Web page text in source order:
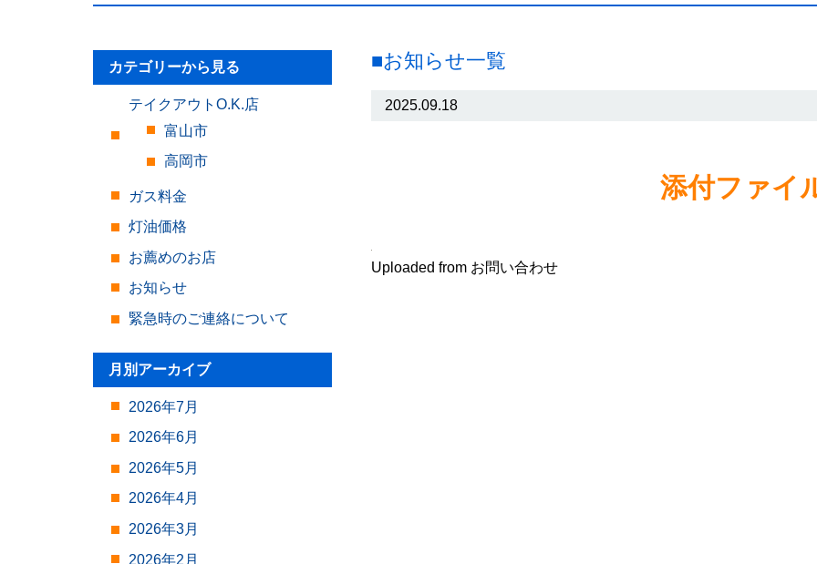
カテゴリーから見る
テイクアウトO.K.店
富山市
高岡市
ガス料金
灯油価格
お薦めのお店
お知らせ
緊急時のご連絡について
月別アーカイブ
2026年7月
2026年6月
2026年5月
2026年4月
2026年3月
2026年2月
■お知らせ一覧
2025.09.18
添付ファイ
Uploaded from お問い合わせ